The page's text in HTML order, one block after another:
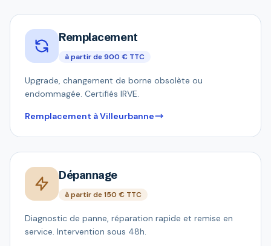
Remplacement
à partir de 900 € TTC
Upgrade, changement de borne obsolète ou
endommagée. Certifiés IRVE.
Remplacement à Villeurbanne
Dépannage
à partir de 150 € TTC
Diagnostic de panne, réparation rapide et remise en
service. Intervention sous 48h.